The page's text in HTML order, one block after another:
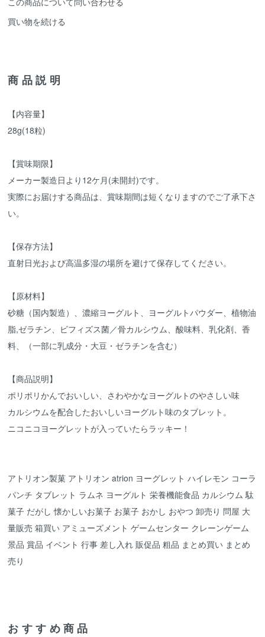
買い物を続ける
商品説明
【内容量】
28g(18粒)
【賞味期限】
メーカー製造日より12ケ月(未開封)です。
実際にお届けする商品は、賞味期間は短くなりますのでご了承下さ
い。
【保存方法】
直射日光および高温多湿の場所を避けて保存してください。
【原材料】
砂糖（国内製造）、濃縮ヨーグルト、ヨーグルトパウダー、植物油
脂,ゼラチン、ビフィズス菌／骨カルシウム、酸味料、乳化剤、香
料、（一部に乳成分・大豆・ゼラチンを含む）
【商品説明】
ポリポリかんでおいしい、さわやかなヨーグルトのやさしい味
カルシウムを配合したおいしいヨーグルト味のタブレット。
ニコニコヨーグレットが入っていたらラッキー！
アトリオン製菓 アトリオン atrion ヨーグレット ハイレモン コーラ
パンチ タブレット ラムネ ヨーグルト 栄養機能食品 カルシウム 駄
菓子 だがし 懐かしいお菓子 お菓子 おかし おやつ 卸売り 問屋 大
量販売 箱買い アミューズメント ゲームセンター クレーンゲーム
景品 賞品 イベント 行事 差し入れ 販促品 粗品 まとめ買い まとめ
売り
おすすめ商品